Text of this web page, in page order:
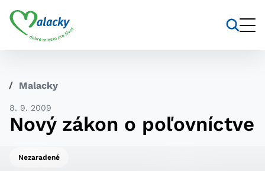
Malacky
8. 9. 2009
Nový zákon o poľovníctve
Nezaradené
Cookies sú malé súbory, do ktorých webové stránky
môžu ukladať informácie o vašej aktivite a
preferenciách. Používajú sa napríklad k tomu, aby si
webový prehliadač zapamätoval Vaše prihlásenie alebo